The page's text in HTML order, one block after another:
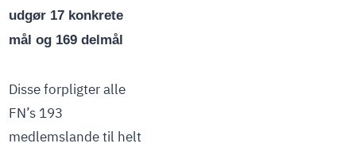
udgør 17 konkrete
mål og 169 delmål
Disse forpligter alle
FN’s 193
medlemslande til helt